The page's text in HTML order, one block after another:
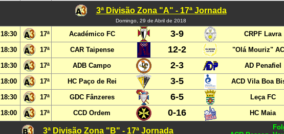
3ª Divisão Zona "A" - 17ª Jornada
Domingo, 29 de Abril de 2018
18:30 17ª Académico FC 3-9 CRPF Lavra
18:30 17ª CAR Taipense 12-2 "Olá Mouriz"
18:30 17ª ADB Campo 2-3 AD Penafiel
18:00 17ª HC Paço de Rei 3-5 ACD Vila Boa
18:30 17ª GDC Fânzeres 6-5 Leça FC
18:00 17ª CCD Ordem 0-16 HC Maia
3ª Divisão Zona "B" - 17ª Jornada